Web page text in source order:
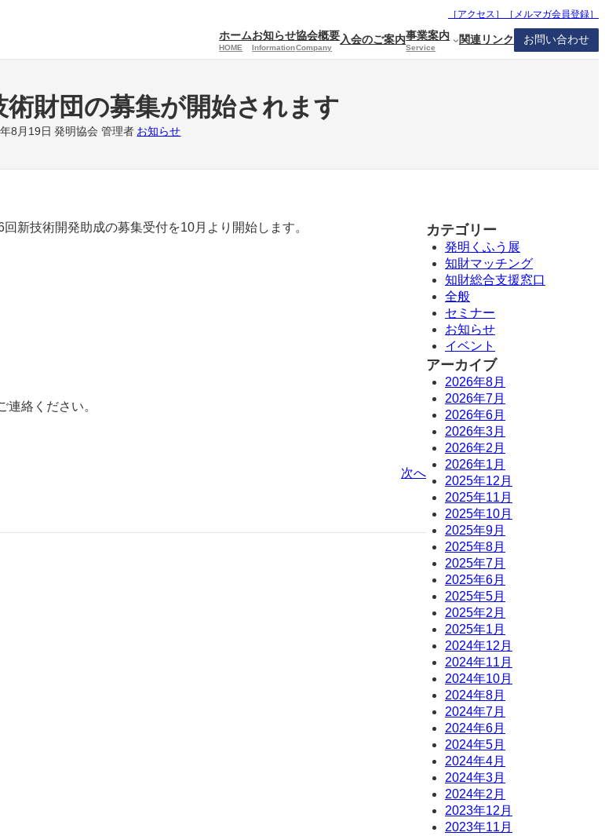
［アクセス］ ［ メルマガ会員登録］
ホーム
HOME
お知らせ
Information
協会概要
Company
入会のご案内事業案内
Service
関連リンク お問い合わせ
術財団の募集が開始されます
8月19日 発明協会 管理者 お知らせ
新技術開発助成の募集受付を10月より開始します。
絡ください。
次へ
カテゴリー
発明くふう展
知財マッチング
知財総合支援窓口
全般
セミナー
お知らせ
イベント
アーカイブ
2026年8月
2026年7月
2026年6月
2026年3月
2026年2月
2026年1月
2025年12月
2025年11月
2025年10月
2025年9月
2025年8月
2025年7月
2025年6月
2025年5月
2025年2月
2025年1月
2024年12月
2024年11月
2024年10月
2024年8月
2024年7月
2024年6月
2024年5月
2024年4月
2024年3月
2024年2月
2023年12月
2023年11月